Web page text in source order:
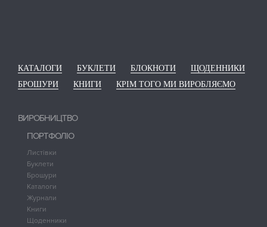
КАТАЛОГИ БУКЛЕТИ БЛОКНОТИ
ЩОДЕННИКИ
БРОШУРИ
КНИГИ КРІМ ТОГО МИ ВИРОБЛЯЄМО
ВИРОБНИЦТВО
ПОРТФОЛІО
Листівки
Буклети
Брошури
Каталоги
Журнали
Книги
Щоденники